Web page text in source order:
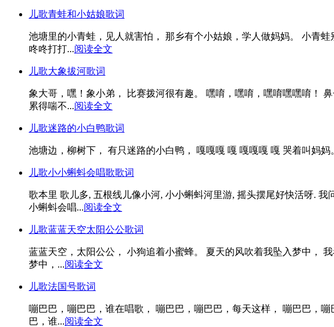
儿歌青蛙和小姑娘歌词
池塘里的小青蛙，见人就害怕， 那乡有个小姑娘，学人做妈妈。 小青
咚咚打打...阅读全文
儿歌大象拔河歌词
象大哥，嘿！象小弟， 比赛拨河很有趣。 嘿唷，嘿唷，嘿唷嘿嘿唷！
累得喘不...阅读全文
儿歌迷路的小白鸭歌词
池塘边，柳树下， 有只迷路的小白鸭， 嘎嘎嘎 嘎 嘎嘎嘎 嘎 哭着叫妈
儿歌小小蝌蚪会唱歌歌词
歌本里 歌儿多, 五根线儿像小河, 小小蝌蚪河里游, 摇头摆尾好快活呀. 我问
小蝌蚪会唱...阅读全文
儿歌蓝蓝天空太阳公公歌词
蓝蓝天空，太阳公公， 小狗追着小蜜蜂。 夏天的风吹着我坠入梦中，
梦中，...阅读全文
儿歌法国号歌词
嘣巴巴，嘣巴巴，谁在唱歌， 嘣巴巴，嘣巴巴，每天这样， 嘣巴巴，
巴，谁...阅读全文